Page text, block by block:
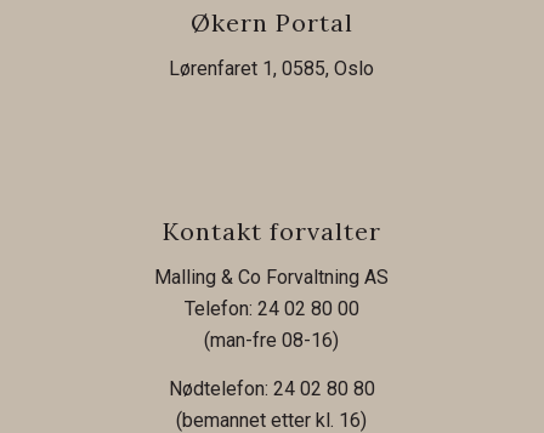
Økern Portal
Lørenfaret 1, 0585, Oslo
Kontakt forvalter
Malling & Co Forvaltning AS
Telefon: 24 02 80 00
(man-fre 08-16)
Nødtelefon: 24 02 80 80
(bemannet etter kl. 16)